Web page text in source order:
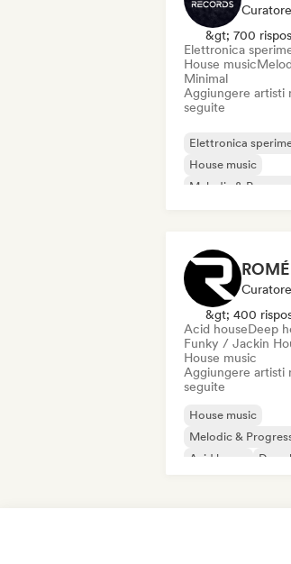
&gt; 700
Elettronica
House music
Minimal
Aggiungere artisti
seguite
Elettronica
House music
Melodic &
&gt; 400
Acid houseDeep
Funky / Jackin
House music
Aggiungere artisti
seguite
House music
Melodic &
Acid house
Deep